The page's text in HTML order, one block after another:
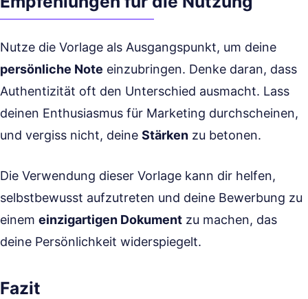
Nutze die Vorlage als Ausgangspunkt, um deine
persönliche Note einzubringen. Denke daran, dass
Authentizität oft den Unterschied ausmacht. Lass
deinen Enthusiasmus für Marketing durchscheinen,
und vergiss nicht, deine Stärken zu betonen.
Die Verwendung dieser Vorlage kann dir helfen,
selbstbewusst aufzutreten und deine Bewerbung zu
einem einzigartigen Dokument zu machen, das
deine Persönlichkeit widerspiegelt.
Fazit